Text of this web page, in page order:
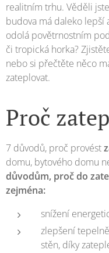
realitním trhu. Věděli
budova má daleko lepší
odolá povětrnostním
či tropická horka?
nebo si přečtěte něco
zateplovat.
Proč
7 důvodů, proč provést
domu, bytového domu
důvodům, proč do
zejména:
snížení
zlepšení
stěn, díky